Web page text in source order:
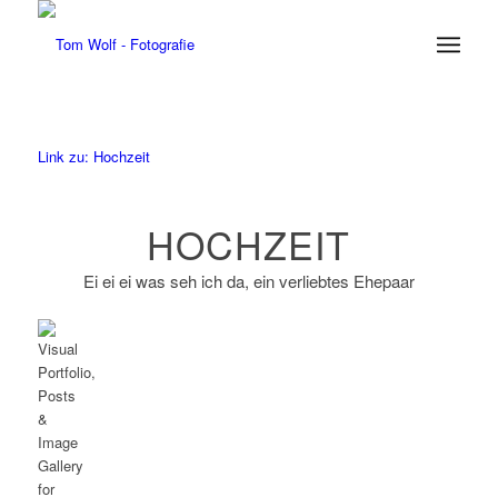
Link zu: Hochzeit
HOCHZEIT
Ei ei ei was seh ich da, ein verliebtes Ehepaar